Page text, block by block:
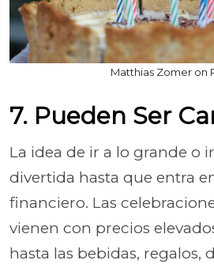
Matthias Zomer on
7. Pueden Ser
La idea de ir a lo grande o
divertida hasta que entra
financiero. Las
vienen con precios
hasta las bebidas, regalos,